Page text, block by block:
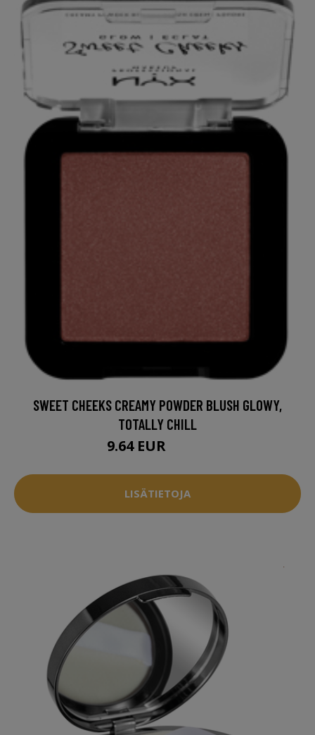
SWEET CHEEKS CREAMY POWDER BLUSH GLOWY,
TOTALLY CHILL
9.64 EUR
LISÄTIETOJA